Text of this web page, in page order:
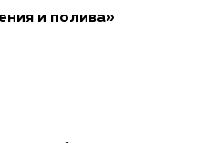
и полива»